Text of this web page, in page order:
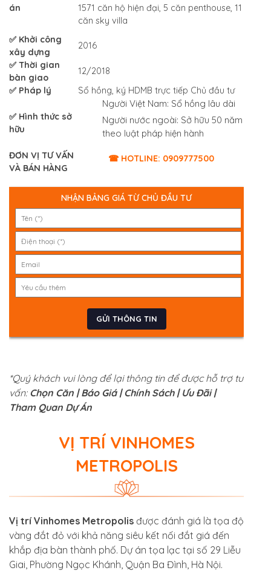
án
1571 căn hộ hiện đại, 5 căn penthouse, 11
căn sky villa
✅ Khởi công
xây dựng
2016
✅ Thời gian
bàn giao
12/2018
✅ Pháp lý
Sổ hồng, ký HDMB trực tiếp Chủ đầu tư
✅ Hình thức sở
hữu
Người Việt Nam: Sổ hồng lâu dài
Người nước ngoài: Sở hữu 50 năm
theo luật pháp hiện hành
ĐƠN VỊ TƯ VẤN
VÀ BÁN HÀNG
☎ HOTLINE: 0909777500
NHẬN BẢNG GIÁ TỪ CHỦ ĐẦU TƯ
*Quý khách vui lòng để lại thông tin để được hỗ trợ tư
vấn: Chọn Căn | Báo Giá | Chính Sách | Ưu Đãi |
Tham Quan Dự Án
VỊ TRÍ VINHOMES
METROPOLIS
Vị trí Vinhomes Metropolis được đánh giá là tọa độ
vàng đắt đỏ với khả năng siêu kết nối đắt giá đến
khắp địa bàn thành phố. Dự án tọa lạc tại số 29 Liễu
Giai, Phường Ngọc Khánh, Quận Ba Đình, Hà Nội.